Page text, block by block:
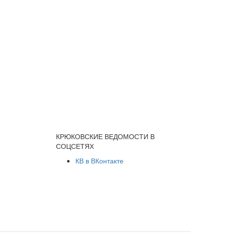
КРЮКОВСКИЕ ВЕДОМОСТИ В
СОЦСЕТЯХ
КВ в ВКонтакте